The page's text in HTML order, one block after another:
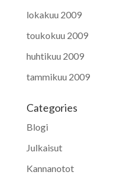
lokakuu 2009
toukokuu 2009
huhtikuu 2009
tammikuu 2009
Categories
Blogi
Julkaisut
Kannanotot